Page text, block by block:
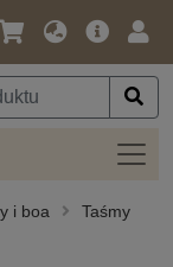
Język
Waluta
Oferta
i boa
Taśmy